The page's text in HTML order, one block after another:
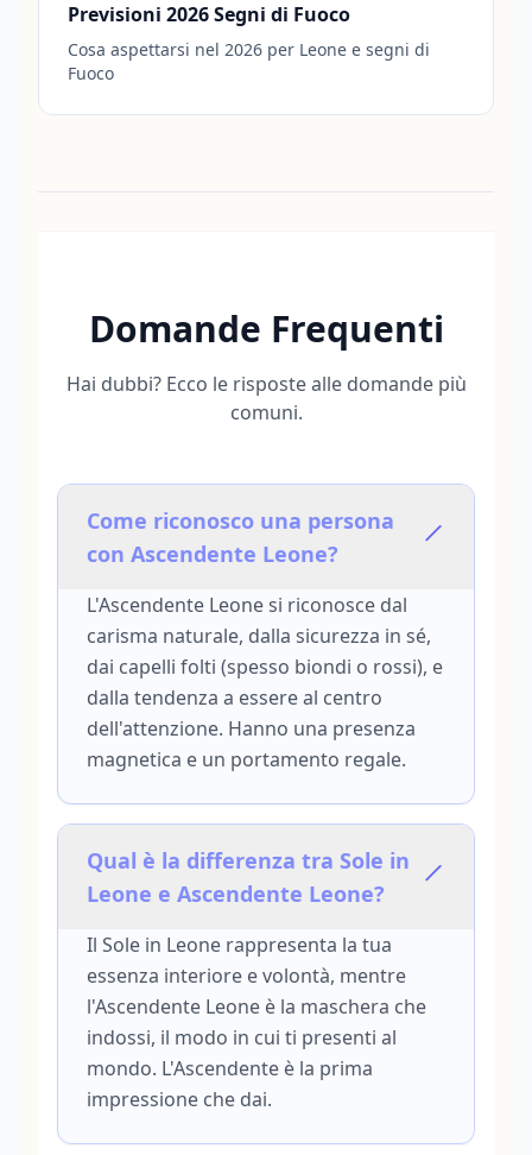
Previsioni 2026 Segni di Fuoco
Cosa aspettarsi nel 2026 per Leone e segni di
Fuoco
Domande Frequenti
Hai dubbi? Ecco le risposte alle domande più
comuni.
Come riconosco una persona
con Ascendente Leone?
L'Ascendente Leone si riconosce dal
carisma naturale, dalla sicurezza in sé,
dai capelli folti (spesso biondi o rossi), e
dalla tendenza a essere al centro
dell'attenzione. Hanno una presenza
magnetica e un portamento regale.
Qual è la differenza tra Sole in
Leone e Ascendente Leone?
Il Sole in Leone rappresenta la tua
essenza interiore e volontà, mentre
l'Ascendente Leone è la maschera che
indossi, il modo in cui ti presenti al
mondo. L'Ascendente è la prima
impressione che dai.